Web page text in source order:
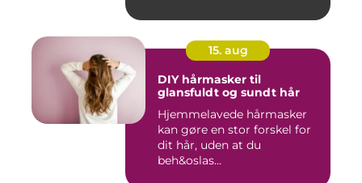
15. aug
DIY hårmasker til
glansfuldt og sundt hår
Hjemmelavede hårmasker
kan gøre en stor forskel for
dit hår, uden at du
beh&oslas...